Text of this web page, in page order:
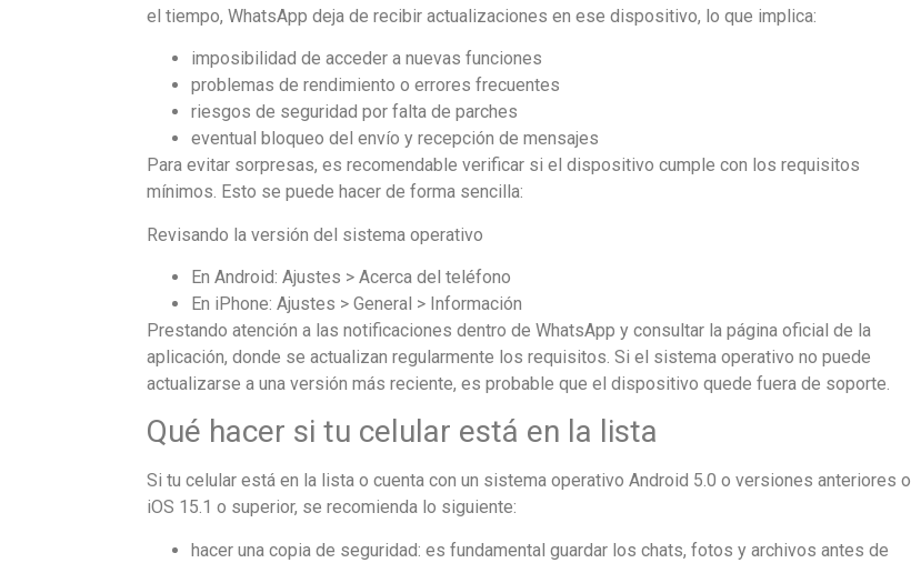
el tiempo, WhatsApp deja de recibir actualizaciones en ese dispositivo, lo que implica:
imposibilidad de acceder a nuevas funciones
problemas de rendimiento o errores frecuentes
riesgos de seguridad por falta de parches
eventual bloqueo del envío y recepción de mensajes
Para evitar sorpresas, es recomendable verificar si el dispositivo cumple con los requisitos
mínimos. Esto se puede hacer de forma sencilla:
Revisando la versión del sistema operativo
En Android: Ajustes > Acerca del teléfono
En iPhone: Ajustes > General > Información
Prestando atención a las notificaciones dentro de WhatsApp y consultar la página oficial de la
aplicación, donde se actualizan regularmente los requisitos. Si el sistema operativo no puede
actualizarse a una versión más reciente, es probable que el dispositivo quede fuera de soporte.
Qué hacer si tu celular está en la lista
Si tu celular está en la lista o cuenta con un sistema operativo Android 5.0 o versiones anteriores o
iOS 15.1 o superior, se recomienda lo siguiente:
hacer una copia de seguridad: es fundamental guardar los chats, fotos y archivos antes de